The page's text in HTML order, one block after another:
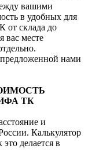
вашими
в удобных для
от склада до
вас месте
предложенной нами
ТК
и
Калькулятор
делается в